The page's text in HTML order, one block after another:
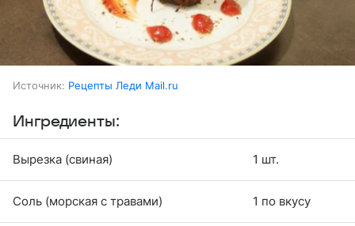
Источник: Рецепты Леди Mail.ru
Ингредиенты:
Вырезка (свиная) 1 шт.
Соль (морская с травами) 1 по вкусу